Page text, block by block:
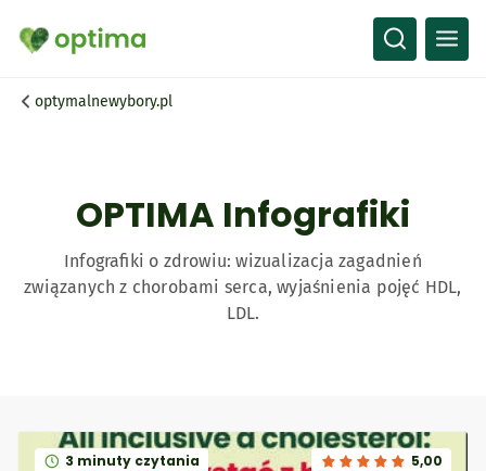
optymalnewybory.pl
OPTIMA Infografiki
Infografiki o zdrowiu: wizualizacja zagadnień
związanych z chorobami serca, wyjaśnienia pojęć HDL,
LDL.
3 minuty czytania 5,00